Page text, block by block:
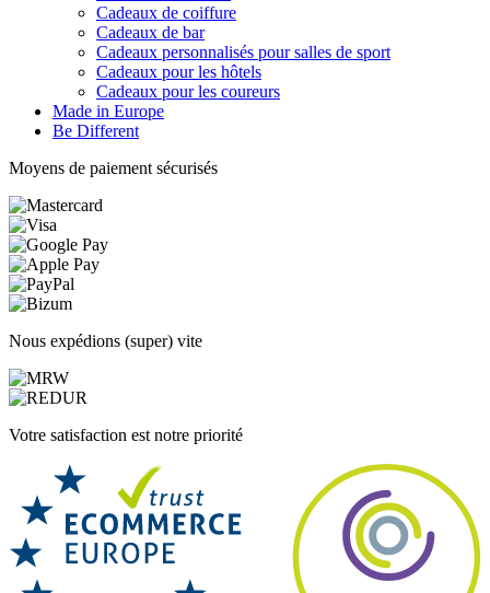
Cadeaux de coiffure
Cadeaux de bar
Cadeaux personnalisés pour salles de sport
Cadeaux pour les hôtels
Cadeaux pour les coureurs
Made in Europe
Be Different
Moyens de paiement sécurisés
Nous expédions (super) vite
Votre satisfaction est notre priorité